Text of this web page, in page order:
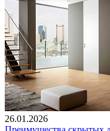
26.01.2026